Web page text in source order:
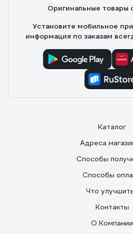
Оригинальные товары
Установите мобильное
информация по заказам
Каталог
Адреса
Способы
Способы
Что
Контакты
О Компании